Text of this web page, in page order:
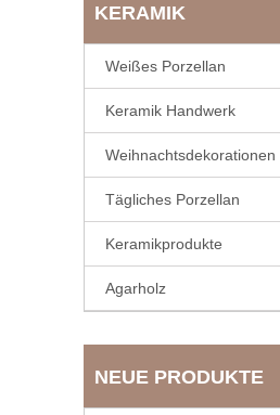
KERAMIK
Weißes Porzellan
Keramik Handwerk
Weihnachtsdekorationen
Tägliches Porzellan
Keramikprodukte
Agarholz
NEUE PRODUKTE